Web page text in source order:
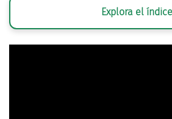
Explora el índice